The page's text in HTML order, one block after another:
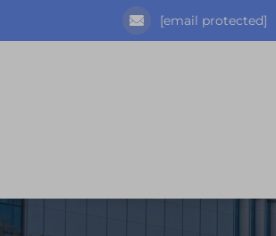
[email protected]